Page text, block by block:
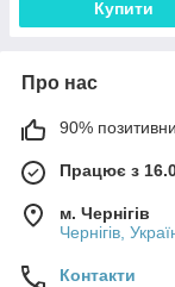
Купити
Про нас
90%
Працює з
м. Чернігів
Чернігів,
Контакти